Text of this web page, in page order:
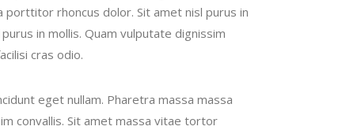
porttitor rhoncus dolor. Sit amet nisl purus in
in mollis. Quam vulputate dignissim
cras odio.
eget nullam. Pharetra massa massa
convallis. Sit amet massa vitae tortor